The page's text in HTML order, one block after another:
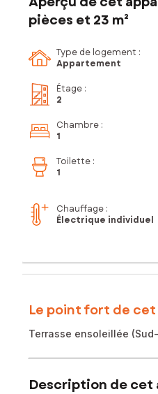
pièces et 23 m²
Type de logement :
Appartement
Étage :
2
Chambre :
1
Toilette :
1
Chauffage :
Électrique individuel
Le point fort de
Terrasse ensoleillée
Description de cet